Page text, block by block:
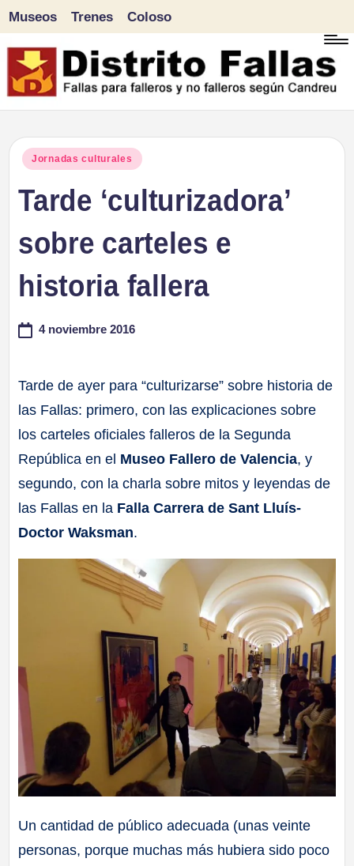
Saltar
al
Museos Trenes Coloso
Publicado
Jornadas culturales
Tarde ‘culturizadora’
sobre carteles e
historia fallera
4 noviembre 2016
Tarde de ayer para “culturizarse” sobre historia de
las Fallas: primero, con las explicaciones sobre
los carteles oficiales falleros de la Segunda
República en el Museo Fallero de Valencia, y
segundo, con la charla sobre mitos y leyendas de
las Fallas en la Falla Carrera de Sant Lluís-
Doctor Waksman.
Un cantidad de público adecuada (unas veinte
personas, porque muchas más hubiera sido poco